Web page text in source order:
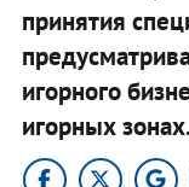
принятия
игорного
игорных